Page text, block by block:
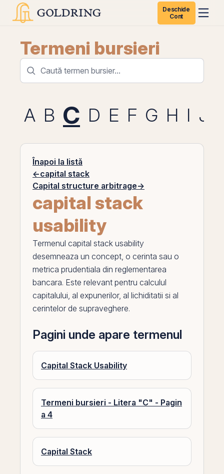
Deschide
Cont
Termeni bursieri
A B C D E F G H I J
Înapoi la listă
←capital stack
Capital structure arbitrage→
capital stack
usability
Termenul capital stack usability
desemneaza un concept, o cerinta sau o
metrica prudentiala din reglementarea
bancara. Este relevant pentru calculul
capitalului, al expunerilor, al lichiditatii si al
cerintelor de supraveghere.
Pagini unde apare termenul
Capital Stack Usability
Termeni bursieri - Litera "C" - Pagin
a 4
Capital Stack